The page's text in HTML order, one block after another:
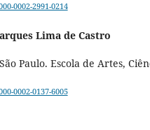
0002-2991-0214
Lima de Castro
Paulo. Escola de Artes,
0002-0137-6005